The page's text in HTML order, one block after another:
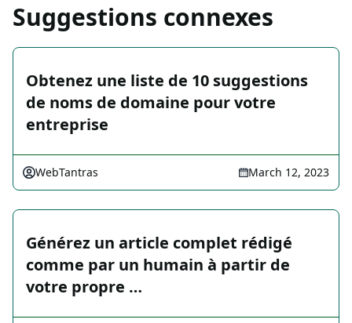
Suggestions connexes
Obtenez une liste de 10 suggestions
de noms de domaine pour votre
entreprise
WebTantras March 12, 2023
Générez un article complet rédigé
comme par un humain à partir de
votre propre …